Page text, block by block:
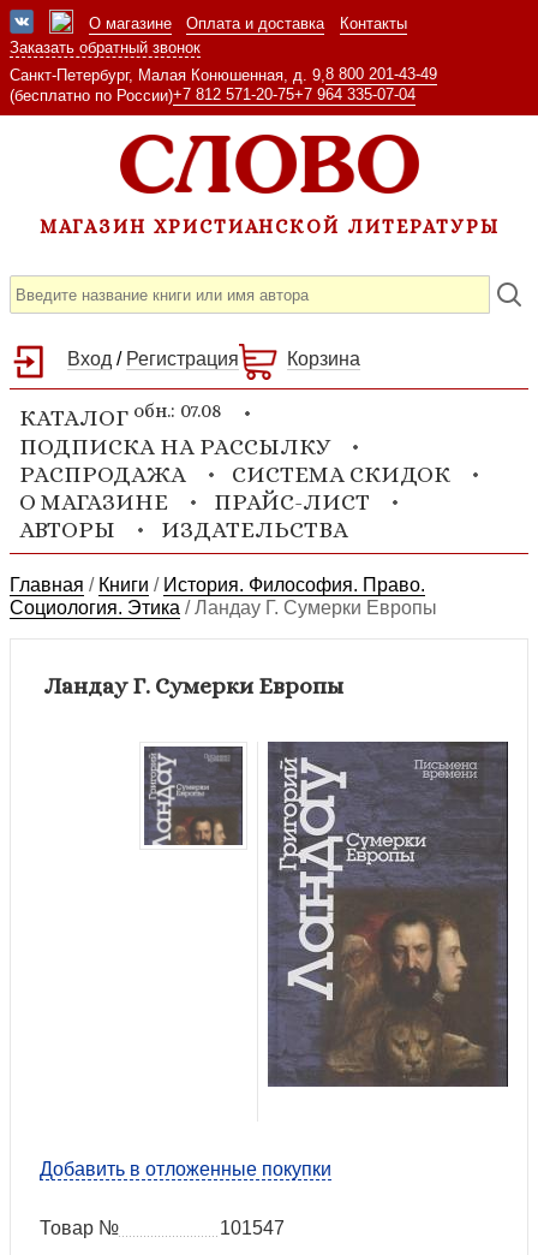
О магазине Оплата и доставка
Контакты
Заказать обратный звонок
Санкт-Петербург, Малая Конюшенная, д. 9, 8 800 201-43-49
(бесплатно по России)+7 812 571-20-75+7 964 335-07-04
МАГАЗИН ХРИСТИАНСКОЙ ЛИТЕРАТУРЫ
Вход / Регистрация Корзина
КАТАЛОГ обн.: 07.08
ПОДПИСКА НА РАССЫЛКУ
РАСПРОДАЖА
СИСТЕМА СКИДОК
О МАГАЗИНЕ
ПРАЙС-ЛИСТ
АВТОРЫ
ИЗДАТЕЛЬСТВА
Главная / Книги / История. Философия. Право.
Социология. Этика /Ландау Г. Сумерки Европы
Ландау Г. Сумерки Европы
Добавить в отложенные покупки
Товар №
101547